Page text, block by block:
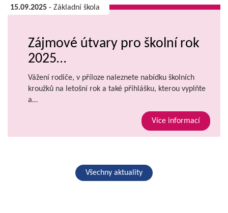
15.09.2025 - Základní škola
Zájmové útvary pro školní rok
2025…
Vážení rodiče, v příloze naleznete nabídku školních
kroužků na letošní rok a také přihlášku, kterou vyplňte
a…
Více informací
Všechny aktuality